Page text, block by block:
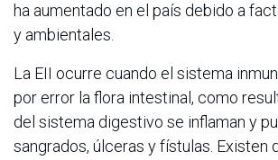
ha aumentado en el país debido a
y ambientales.
La EII ocurre cuando el sistema
por error la flora intestinal, como
del sistema digestivo se inflaman y
sangrados, úlceras y fístulas. Existen